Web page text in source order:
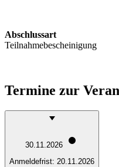
Abschlussart
Teilnahmebescheinigung
Termine zur
30.11.2026
Anmeldefrist: 20.11.2026